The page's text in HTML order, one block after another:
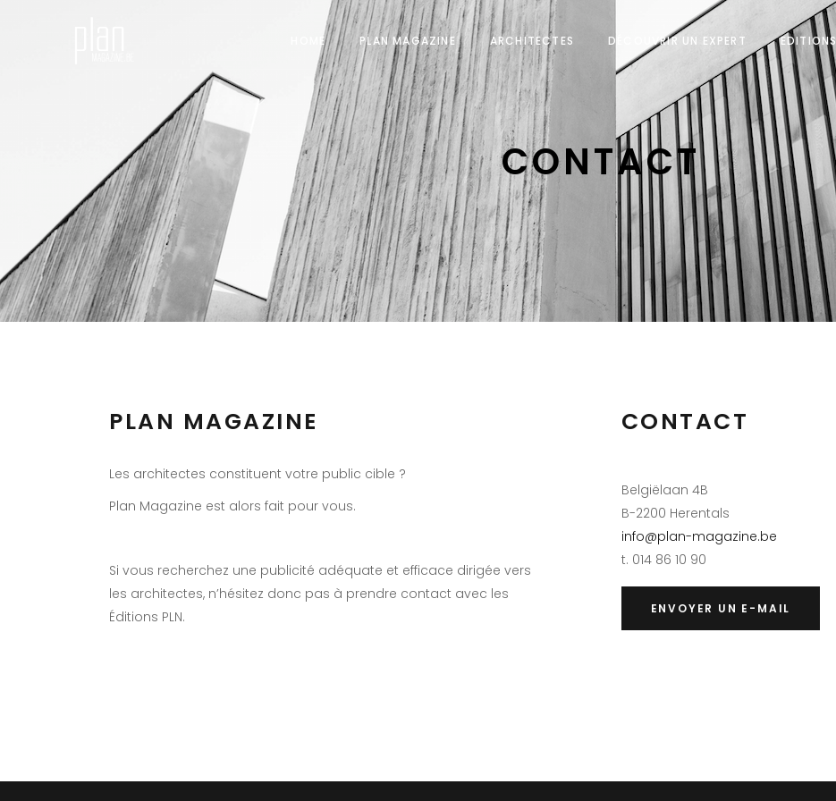
HOME PLAN MAGAZINE ARCHITECTES DÉCOUVRIR UN EXPERT EDITIONS
CONTACT
PLAN MAGAZINE
Les architectes constituent votre public cible ?
Plan Magazine est alors fait pour vous.
Si vous recherchez une publicité adéquate et efficace dirigée vers
les architectes, n’hésitez donc pas à prendre contact avec les
Éditions PLN.
CONTACT
Belgiëlaan 4B
B-2200 Herentals
info@plan-magazine.be
t. 014 86 10 90
ENVOYER UN E-MAIL